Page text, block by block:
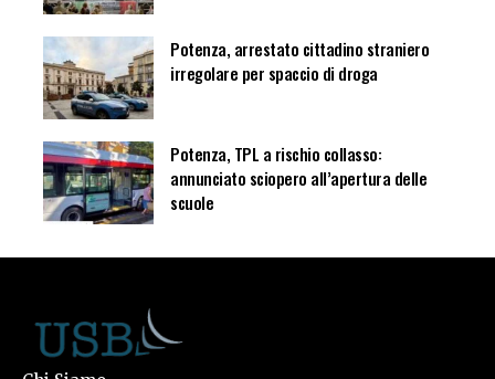
Potenza, arrestato cittadino straniero
irregolare per spaccio di droga
Potenza, TPL a rischio collasso:
annunciato sciopero all’apertura delle
scuole